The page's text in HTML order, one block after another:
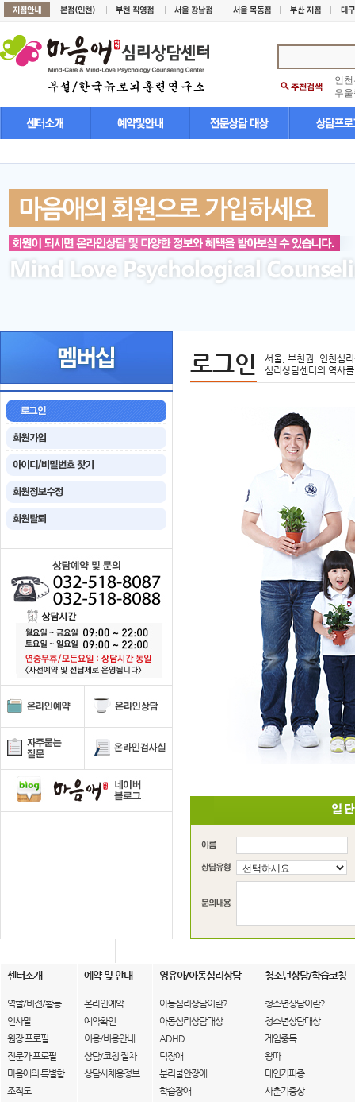
인
우
로그인
서울, 부천권, 인천심
심리상담센터의 역사
센터소개 예약 및 안내 영유아/아동심리상담 청소년상담/학습코칭
역할/비전/활동
인사말
원장 프로필
전문가 프로필
마음애의 특별함
조직도
온라인예약
예약확인
이용/비용안내
상담/코칭 절차
상담사채용정보
아동심리상담이란?
아동심리상담대상
ADHD
틱장애
분리불안장애
학습장애
청소년상담이란?
청소년상담대상
게임중독
왕따
대인기피증
사춘기증상